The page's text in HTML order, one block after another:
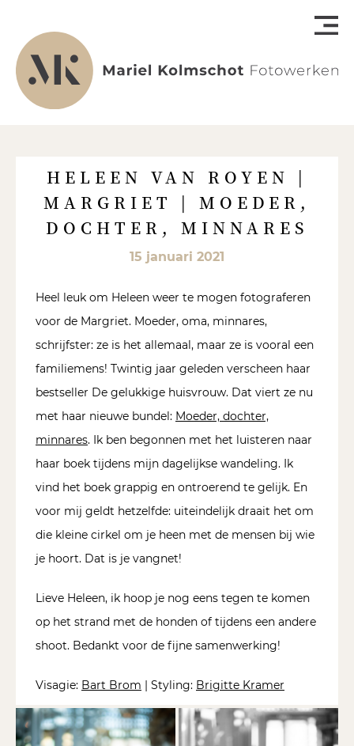
HELEEN VAN ROYEN |
MARGRIET | MOEDER,
DOCHTER, MINNARES
15 januari 2021
Heel leuk om Heleen weer te mogen fotograferen
voor de Margriet. Moeder, oma, minnares,
schrijfster: ze is het allemaal, maar ze is vooral een
familiemens! Twintig jaar geleden verscheen haar
bestseller De gelukkige huisvrouw. Dat viert ze nu
met haar nieuwe bundel: Moeder, dochter,
minnares. Ik ben begonnen met het luisteren naar
haar boek tijdens mijn dagelijkse wandeling. Ik
vind het boek grappig en ontroerend te gelijk. En
voor mij geldt hetzelfde: uiteindelijk draait het om
die kleine cirkel om je heen met de mensen bij wie
je hoort. Dat is je vangnet!
Lieve Heleen, ik hoop je nog eens tegen te komen
op het strand met de honden of tijdens een andere
shoot. Bedankt voor de fijne samenwerking!
Visagie: Bart Brom | Styling: Brigitte Kramer